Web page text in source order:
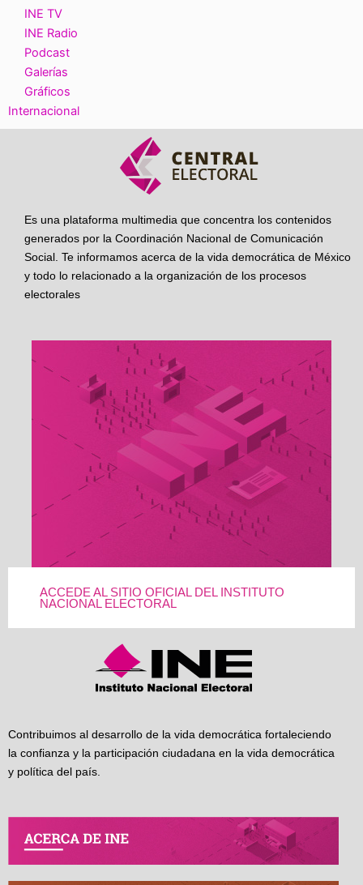
INE TV
INE Radio
Podcast
Galerías
Gráficos
Internacional
Es una plataforma multimedia que concentra los contenidos
generados por la Coordinación Nacional de Comunicación
Social. Te informamos acerca de la vida democrática de México
y todo lo relacionado a la organización de los procesos
electorales
ACCEDE AL SITIO OFICIAL DEL INSTITUTO
NACIONAL ELECTORAL
Contribuimos al desarrollo de la vida democrática fortaleciendo
la confianza y la participación ciudadana en la vida democrática
y política del país.